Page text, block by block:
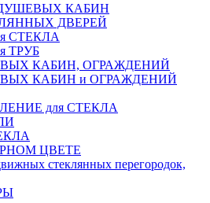
КАБИН
ДВЕРЕЙ
СТЕКЛА
ТРУБ
КАБИН, ОГРАЖДЕНИЙ
КАБИН и ОГРАЖДЕНИЙ
для СТЕКЛА
ЦВЕТЕ
стеклянных перегородок,